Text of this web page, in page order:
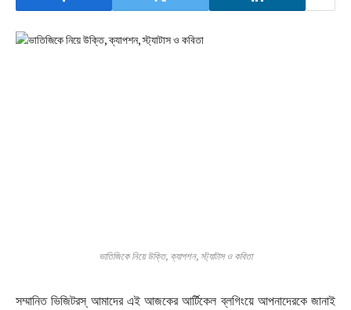
ভাতিজিকে নিয়ে উক্তি, ক্যাপশন, স্ট্যাটাস ও কবিতা
সম্মানিত ভিজিটরস্ আমাদের এই আজকের আর্টিকেল ব্লগিংয়ে আপনাদেরকে জানাই